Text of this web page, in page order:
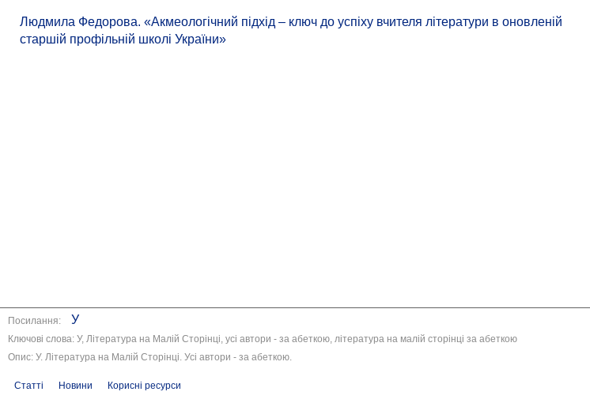
Людмила Федорова. «Акмеологічний підхід – ключ до успіху вчителя літератури в оновленій
старшій профільній школі України»
Посилання: У
Ключові слова: У, Література на Малій Сторінці, усі автори - за абеткою, література на малій сторінці за абеткою
Опис: У. Література на Малій Сторінці. Усі автори - за абеткою.
Статті Новини Корисні ресурси